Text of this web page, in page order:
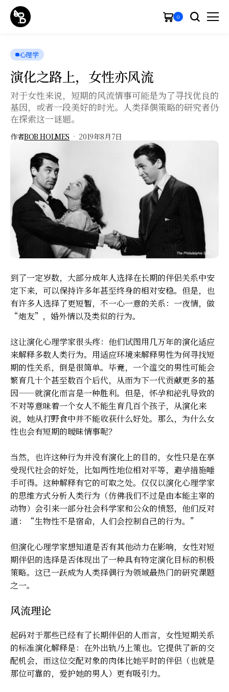
0
心理学
演化之路上，女性亦风流
对于女性来说，短期的风流情事可能是为了寻找优良的
基因，或者一段美好的时光。人类择偶策略的研究者仍
在探索这一谜题。
作者BOB HOLMES 2019年8月7日
到了一定岁数，大部分成年人选择在长期的伴侣关系中安
定下来，可以保持许多年甚至终身的相对安稳。但是，也
有许多人选择了更短暂，不一心一意的关系：一夜情，做
“炮友”，婚外情以及类似的行为。
这让演化心理学家很头疼：他们试图用几万年的演化适应
来解释多数人类行为。用适应环境来解释男性为何寻找短
期的性关系，倒是很简单。毕竟，一个滥交的男性可能会
繁育几十个甚至数百个后代，从而为下一代贡献更多的基
因——就演化而言是一种胜利。但是，怀孕和泌乳导致的
不对等意味着一个女人不能生育几百个孩子，从演化来
说，她从打野食中并不能收获什么好处。那么，为什么女
性也会有短期的暧昧情事呢？
当然，也许这种行为并没有演化上的目的，女性只是在享
受现代社会的好处，比如两性地位相对平等，避孕措施唾
手可得。这种解释有它的可取之处。仅仅以演化心理学家
的思维方式分析人类行为（仿佛我们不过是由本能主宰的
动物）会引来一部分社会科学家和公众的愤怒，他们反对
道：“生物性不是宿命，人们会控制自己的行为。”
但演化心理学家想知道是否有其他动力在影响，女性对短
期伴侣的选择是否体现出了一种具有特定演化目标的积极
策略。这已一跃成为人类择偶行为领域最热门的研究课题
之一。
风流理论
起码对于那些已经有了长期伴侣的人而言，女性短期关系
的标准演化解释是：在外出轨乃上策也。它提供了新的交
配机会，而这位交配对象的肉体比她平时的伴侣（也就是
那位可靠的，爱护她的男人）更有吸引力。